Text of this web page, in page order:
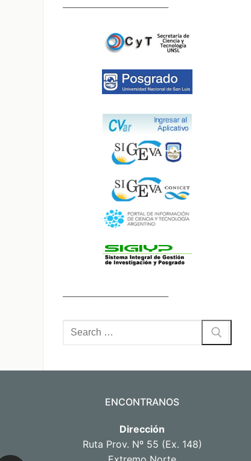
Buscar
por:
ENCONTRANOS
Dirección
Ruta Prov. Nº 55 (Ex. 148)